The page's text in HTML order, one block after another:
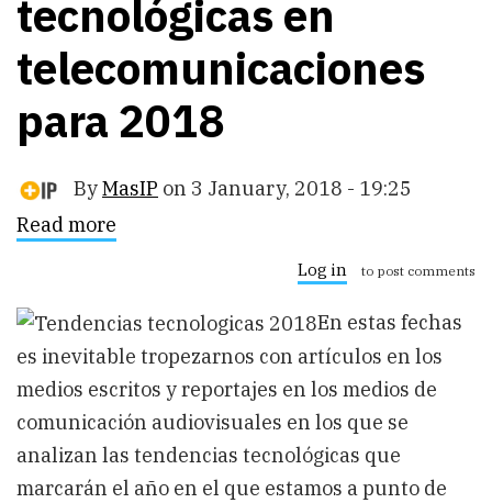
tecnológicas en
telecomunicaciones
para 2018
ByMasIP on 3 January, 2018 - 19:25
Read more
para
2018
Log in to post comments
En estas fechas
es inevitable tropezarnos con artículos en los
medios escritos y reportajes en los medios de
comunicación audiovisuales en los que se
analizan las tendencias tecnológicas que
marcarán el año en el que estamos a punto de